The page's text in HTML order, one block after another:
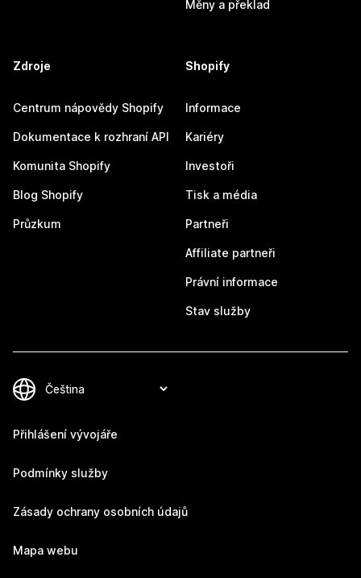
Měny a překlad
Zdroje
Centrum nápovědy Shopify
Dokumentace k rozhraní API
Komunita Shopify
Blog Shopify
Průzkum
Shopify
Informace
Kariéry
Investoři
Tisk a média
Partneři
Affiliate partneři
Právní informace
Stav služby
Přihlášení vývojáře
Podmínky služby
Zásady ochrany osobních údajů
Mapa webu